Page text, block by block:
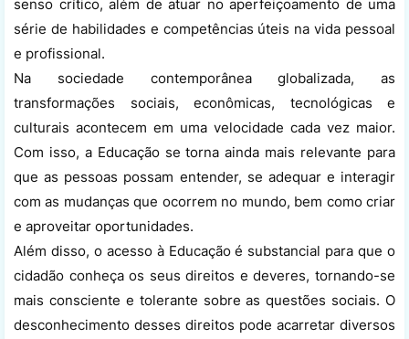
senso crítico, além de atuar no aperfeiçoamento de uma
série de habilidades e competências úteis na vida pessoal
e profissional.
Na sociedade contemporânea globalizada, as
transformações sociais, econômicas, tecnológicas e
culturais acontecem em uma velocidade cada vez maior.
Com isso, a Educação se torna ainda mais relevante para
que as pessoas possam entender, se adequar e interagir
com as mudanças que ocorrem no mundo, bem como criar
e aproveitar oportunidades.
Além disso, o acesso à Educação é substancial para que o
cidadão conheça os seus direitos e deveres, tornando-se
mais consciente e tolerante sobre as questões sociais. O
desconhecimento desses direitos pode acarretar diversos